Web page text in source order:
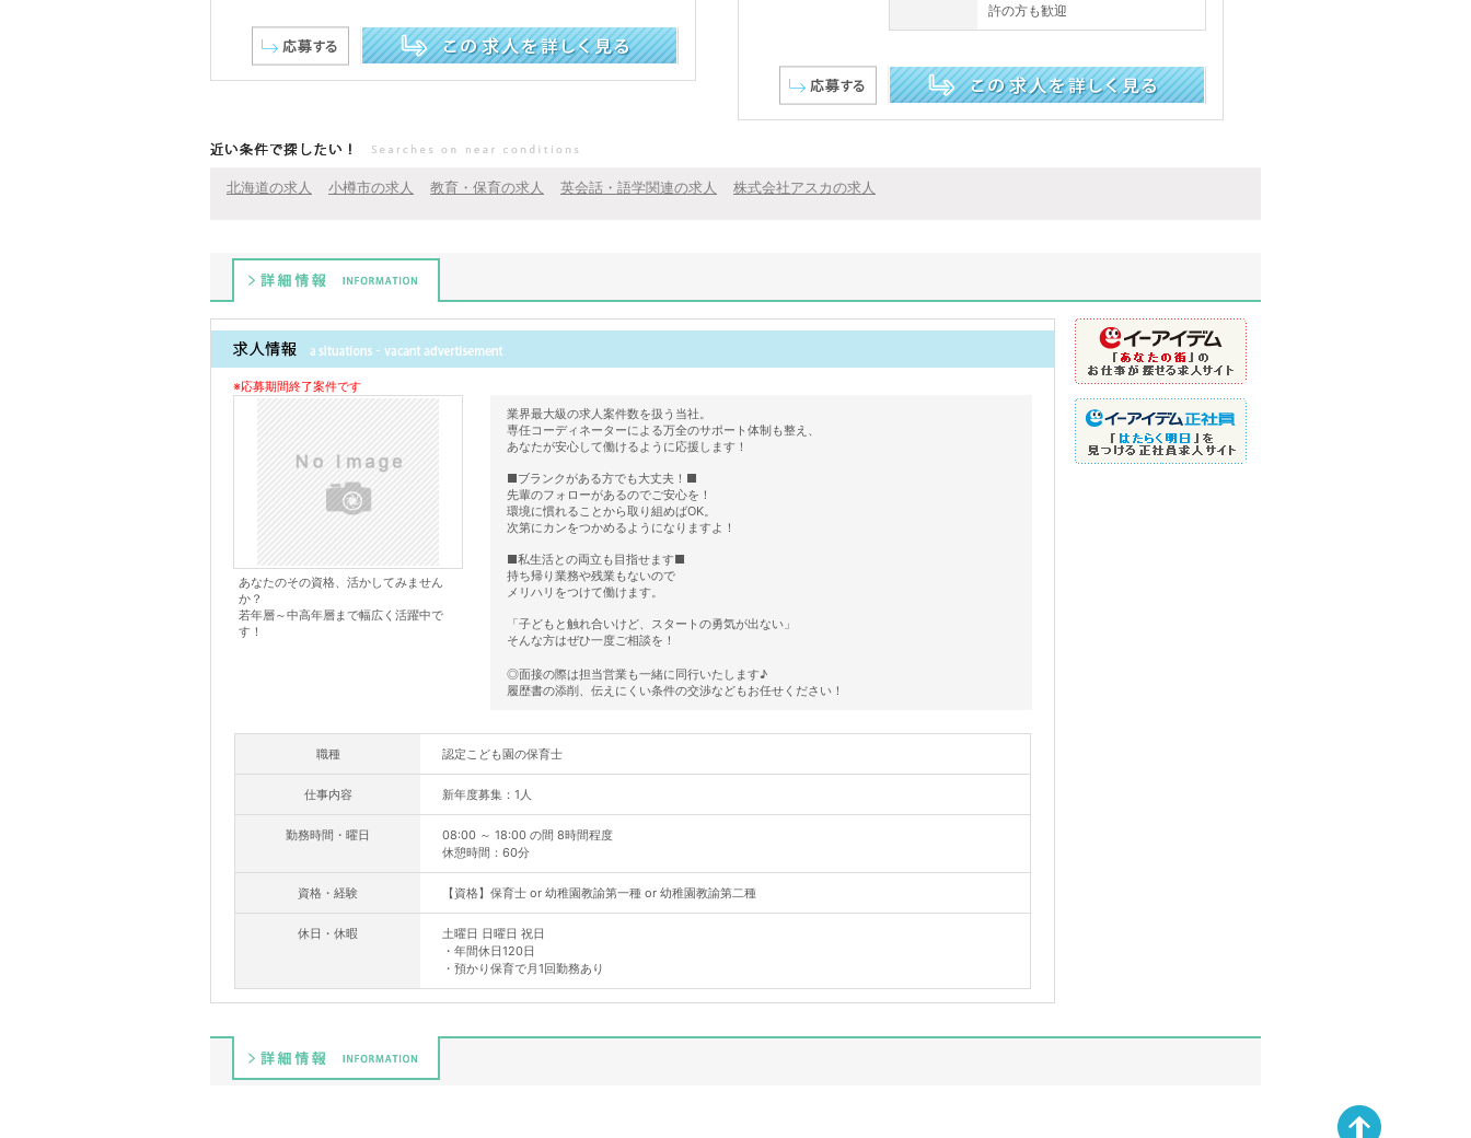
許の方も歓迎
北海道の求人 小樽市の求人 教育・保育の求人 英会話・語学関連の求人 株式会社アスカの求人
※応募期間終了案件です
あなたのその資格、活かしてみません
か？
若年層～中高年層まで幅広く活躍中で
す！
業界最大級の求人案件数を扱う当社。
専任コーディネーターによる万全のサポート体制も整え、
あなたが安心して働けるように応援します！
■ブランクがある方でも大丈夫！■
先輩のフォローがあるのでご安心を！
環境に慣れることから取り組めばOK。
次第にカンをつかめるようになりますよ！
■私生活との両立も目指せます■
持ち帰り業務や残業もないので
メリハリをつけて働けます。
「子どもと触れ合いけど、スタートの勇気が出ない」
そんな方はぜひ一度ご相談を！
◎面接の際は担当営業も一緒に同行いたします♪
履歴書の添削、伝えにくい条件の交渉などもお任せください！
職種 認定こども園の保育士
仕事内容 新年度募集：1人
勤務時間・曜日
08:00 ～ 18:00 の間 8時間程度
休憩時間：60分
資格・経験 【資格】保育士 or 幼稚園教諭第一種 or 幼稚園教諭第二種
休日・休暇
土曜日 日曜日 祝日
・年間休日120日
・預かり保育で月1回勤務あり